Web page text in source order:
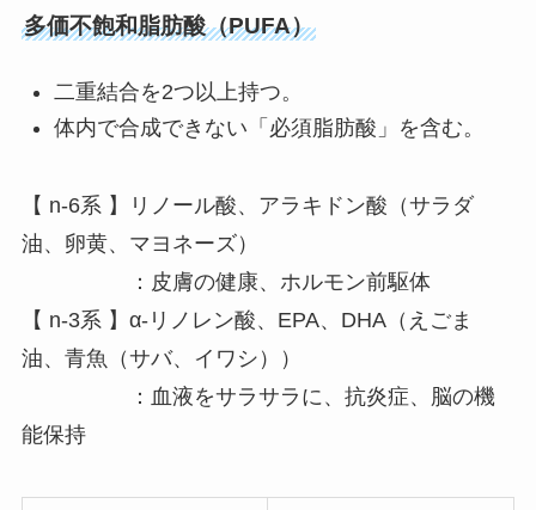
多価不飽和脂肪酸（PUFA）
二重結合を2つ以上持つ。
体内で合成できない「必須脂肪酸」を含む。
【 n-6系 】リノール酸、アラキドン酸（サラダ
油、卵黄、マヨネーズ）
：皮膚の健康、ホルモン前駆体
【 n-3系 】α-リノレン酸、EPA、DHA（えごま
油、青魚（サバ、イワシ））
：血液をサラサラに、抗炎症、脳の機
能保持